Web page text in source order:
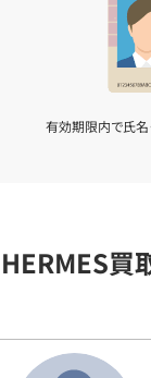
有効期限内で氏名
HERMES買